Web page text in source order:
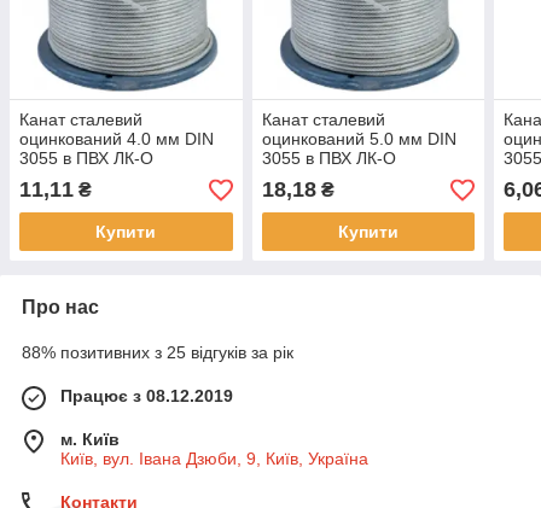
Канат сталевий
оцинкований 4.0 мм DIN
3055 в ПВХ ЛК-О
11,11 ₴
Купити
Канат сталевий
оцинкований 5.0 мм DIN
3055 в ПВХ ЛК-О
18,18₴
Купити
Про нас
88% позитивних з 25 відгуків за рік
Працює з 08.12.2019
м. Київ
Київ, вул. Івана Дзюби, 9, Київ, Україна
Контакти